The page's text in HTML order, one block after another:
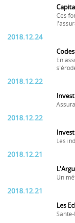
Capital
Ces
2018.12.24
En
2018.12.22
2018.12.22
Les
2018.12.21
Un
2018.12.21
Les